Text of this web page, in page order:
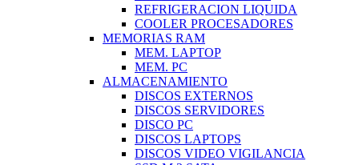
REFRIGERACION LIQUIDA
COOLER PROCESADORES
MEMORIAS RAM
MEM. LAPTOP
MEM. PC
ALMACENAMIENTO
DISCOS EXTERNOS
DISCOS SERVIDORES
DISCO PC
DISCOS LAPTOPS
DISCOS VIDEO VIGILANCIA